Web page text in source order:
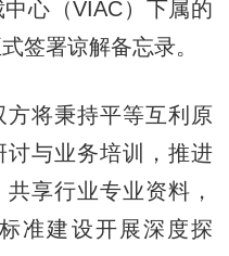
心（VIAC）下属的
签署谅解备忘录。
将秉持平等互利原
讨与业务培训，推进
享行业专业资料，
准建设开展深度探